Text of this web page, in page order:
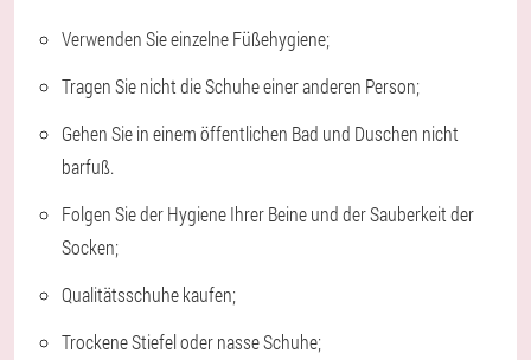
Verwenden Sie einzelne Füßehygiene;
Tragen Sie nicht die Schuhe einer anderen Person;
Gehen Sie in einem öffentlichen Bad und Duschen nicht
barfuß.
Folgen Sie der Hygiene Ihrer Beine und der Sauberkeit der
Socken;
Qualitätsschuhe kaufen;
Trockene Stiefel oder nasse Schuhe;